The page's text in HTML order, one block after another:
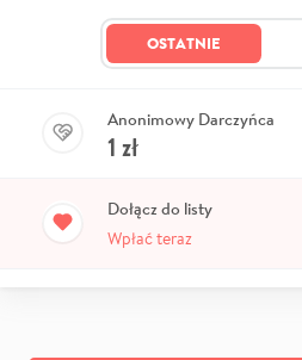
OSTATNIE
Anonimowy Darczyńca
1 zł
Dołącz do listy
Wpłać teraz